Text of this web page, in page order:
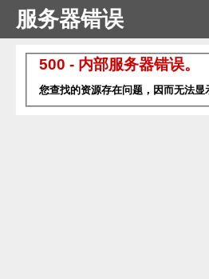
服务器错误
500 - 内部服务器错误。
您查找的资源存在问题，因而无法显